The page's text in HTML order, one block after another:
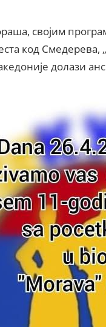
својим
код
долази